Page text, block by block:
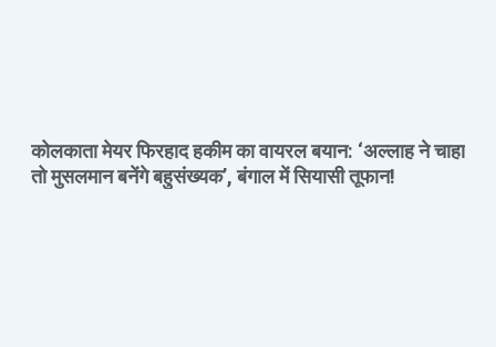
कोलकाता मेयर फिरहाद हकीम का वायरल बयान: ‘अल्लाह ने चाहा
तो मुसलमान बनेंगे बहुसंख्यक’, बंगाल में सियासी तूफान!